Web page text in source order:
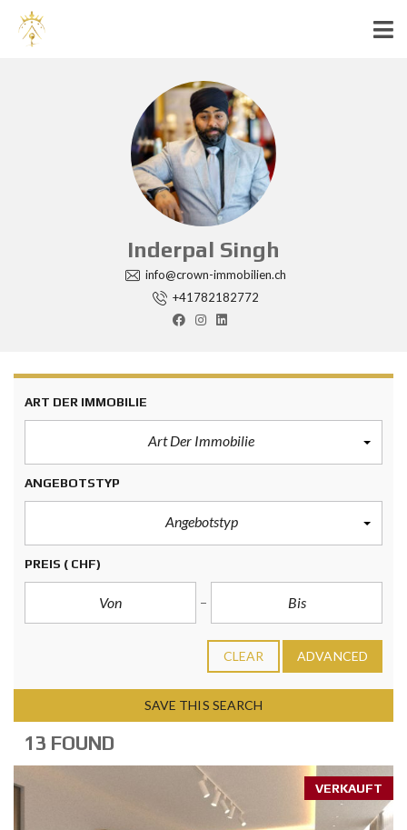
Inderpal Singh
info@crown-immobilien.ch
+41782182772
ART DER IMMOBILIE
Art Der Immobilie
ANGEBOTSTYP
Angebotstyp
PREIS ( CHF)
CLEAR ADVANCED
SAVE THIS SEARCH
13 FOUND
VERKAUFT